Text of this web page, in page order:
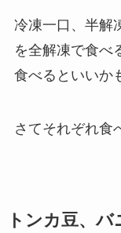
冷凍一口、半解
を全解凍で食べ
食べるといいか
さてそれぞれ食
トンカ豆、